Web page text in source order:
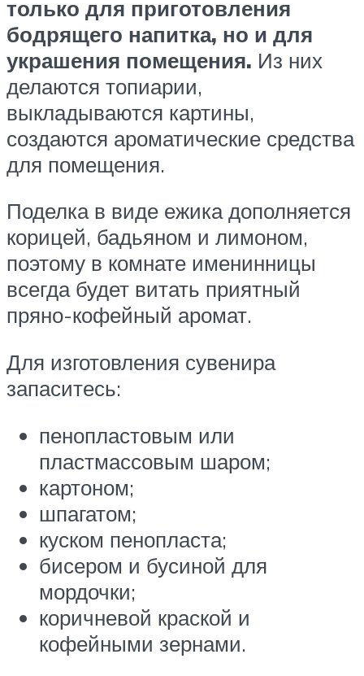
только для приготовления
бодрящего напитка, но и для
украшения помещения. Из них
делаются топиарии,
выкладываются картины,
создаются ароматические средства
для помещения.
Поделка в виде ежика дополняется
корицей, бадьяном и лимоном,
поэтому в комнате именинницы
всегда будет витать приятный
пряно-кофейный аромат.
Для изготовления сувенира
запаситесь:
пенопластовым или
пластмассовым шаром;
картоном;
шпагатом;
куском пенопласта;
бисером и бусиной для
мордочки;
коричневой краской и
кофейными зернами.